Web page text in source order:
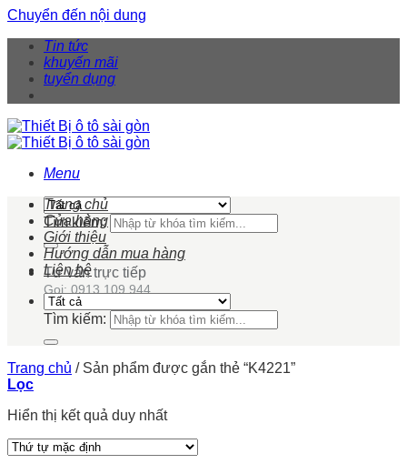
Chuyển đến nội dung
Tin tức
khuyến mãi
tuyển dụng
Menu
Tìm kiếm:
Tư vấn trực tiếp
Gọi: 0913 109 944
Trang chủ
Cửa hàng
Giới thiệu
Hướng dẫn mua hàng
Liên hệ
Tìm kiếm:
Trang chủ /Sản phẩm được gắn thẻ “K4221”
Lọc
Hiển thị kết quả duy nhất